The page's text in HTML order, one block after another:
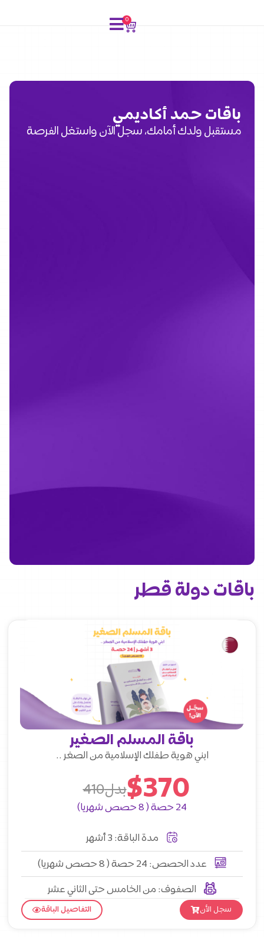
0
باقات حمد أكاديمي
مستقبل ولدك أمامك، سجل الآن واستغل الفرصة
باقات دولة قطر
باقة المسلم الصغير
ابني هوية طفلك الإسلامية من الصغر ..
بدل410$370
24 حصة ( 8 حصص شهريا)
مدة الباقة: 3 أشهر
عدد الحصص: 24 حصة ( 8 حصص شهريا)
الصفوف: من الخامس حتى الثاني عشر
سجل الأن التفاصيل الباقة